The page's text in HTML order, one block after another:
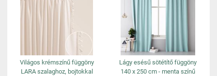
Világos krémszínű függöny
LARA szalaghoz, bojtokkal
Lágy esésű sötétítő függöny
140 x 250 cm - menta színű